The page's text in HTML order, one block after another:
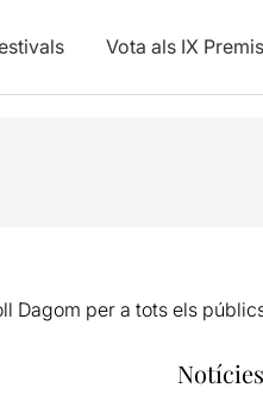
Vota als IX Premis
Dagom per a tots els
Notícies